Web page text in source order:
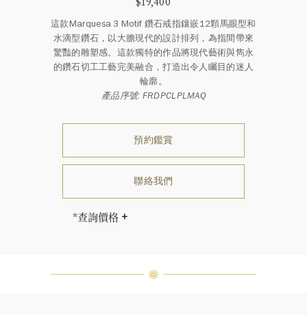
這款Marquesa 3 Motif 鑽石戒指鑲嵌12顆馬眼型和
水滴型鑽石，以大膽現代的設計排列，為指間帶來
驚豔的雕塑感。這款獨特的作品將現代藝術與雋永
的鑽石切工工藝完美融合，打造出令人矚目的迷人
輪廓。
產品序號: FRDPCLPLMAQ
預約鑑賞
聯絡我們
*查詢價格
石皆與眾不同而採用獨特鑲嵌方式，